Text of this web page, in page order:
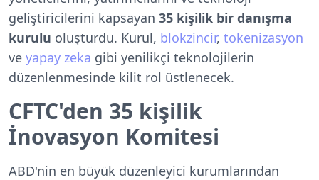
geliştiricilerini kapsayan 35 kişilik bir danışma
kurulu oluşturdu. Kurul, blokzincir, tokenizasyon
ve yapay zeka gibi yenilikçi teknolojilerin
düzenlenmesinde kilit rol üstlenecek.
CFTC'den 35 kişilik
İnovasyon Komitesi
ABD'nin en büyük düzenleyici kurumlarından